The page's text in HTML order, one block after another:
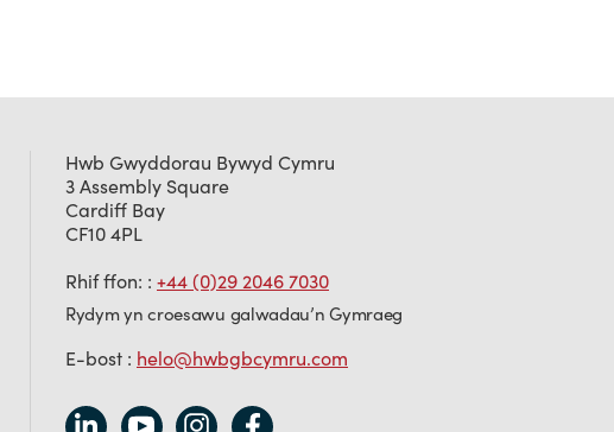
Hwb Gwyddorau Bywyd Cymru
3 Assembly Square
Cardiff Bay
CF10 4PL
Rhif ffon: : +44 (0)29 2046 7030
Rydym yn croesawu galwadau’n Gymraeg
E-bost : helo@hwbgbcymru.com